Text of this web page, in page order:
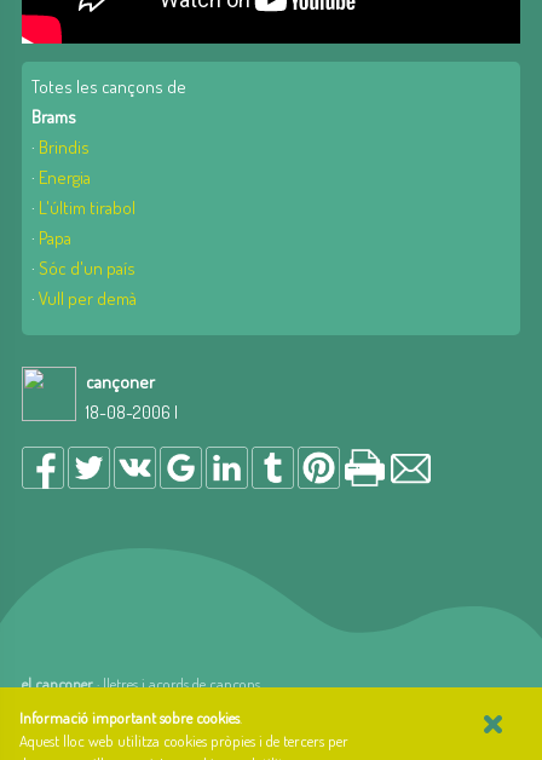
Totes les cançons de
Brams
· Brindis
· Energia
· L'últim tirabol
· Papa
· Sóc d'un país
· Vull per demà
cançoner
18-08-2006 |
el cançoner· lletres i acords de cançons
web basada en el Gestior de Continguts
creada per arnAu bellavista
Informació important sobre cookies.
Aquest lloc web utilitza cookies pròpies i de tercers per
×